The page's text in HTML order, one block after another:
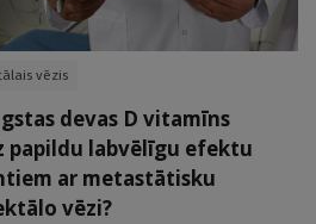
vēzis
devas D vitamīns
papildu labvēlīgu efektu
ar metastātisku
vēzi?